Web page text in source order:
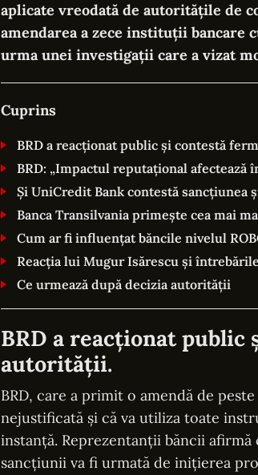
aplicate vreodată de autoritățile de
amendarea a zece instituții bancare
urma unei investigații care a vizat
Cuprins
BRD a reacționat public și contestă
BRD: „Impactul reputațional afectează
Și UniCredit Bank contestă sancțiunea
Banca Transilvania primește cea mai
Cum ar fi influențat băncile nivelul
Reacția lui Mugur Isărescu și
Ce urmează după decizia autorității
BRD a reacționat
autorității.
BRD, care a primit o amendă de
nejustificată și că va utiliza toate
instanță. Reprezentanții băncii afirmă
sancțiunii va fi urmată de inițierea